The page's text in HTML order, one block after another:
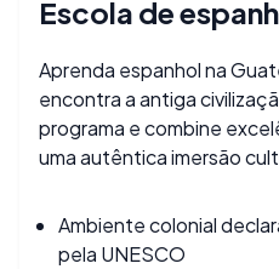
Escola de
Aprenda espanhol na
encontra a antiga
programa e combine
uma autêntica imersão
Ambiente colonial
pela UNESCO